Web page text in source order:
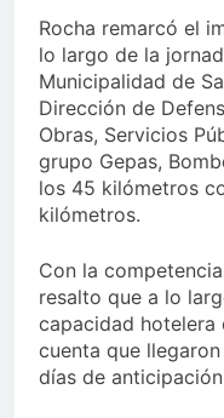
Rocha remarcó el
lo largo de la
Municipalidad de
Dirección de
Obras, Servicios
grupo Gepas,
los 45 kilómetros
kilómetros.
Con la
resalto que a lo
capacidad hotelera
cuenta que
días de